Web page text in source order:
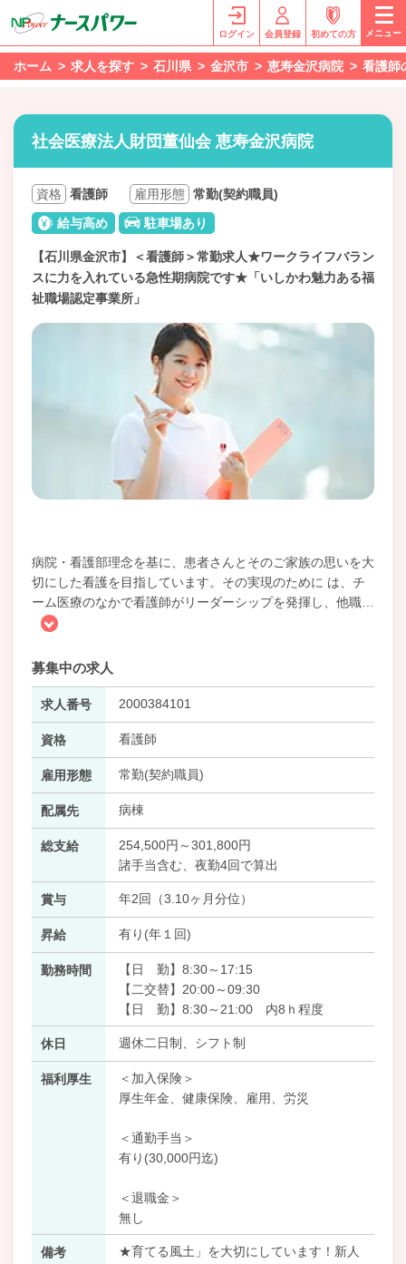
ログイン 会員登録 初めての方 メニュー
ホーム 求人を探す 石川県 金沢市 恵寿金沢病院 看護師
社会医療法人財団董仙会 恵寿金沢病院
資格 看護師 雇用形態 常勤(契約職員)
給与高め
駐車場あり
【石川県金沢市】＜看護師＞常勤求人★ワークライフバラン
スに力を入れている急性期病院です★「いしかわ魅力ある福
祉職場認定事業所」
病院・看護部理念を基に、患者さんとそのご家族の思いを大
切にした看護を目指しています。その実現のために は、チ
ーム医療のなかで看護師がリーダーシップを発揮し、他職
募集中の求人
求人番号 2000384101
資格 看護師
雇用形態 常勤(契約職員)
配属先 病棟
総支給
254,500円～301,800円
諸手当含む、夜勤4回で算出
賞与 年2回（3.10ヶ月分位）
昇給 有り(年１回)
勤務時間
【日 勤】8:30～17:15
【二交替】20:00～09:30
【日 勤】8:30～21:00 内8ｈ程度
休日 週休二日制、シフト制
福利厚生
＜加入保険＞
厚生年金、健康保険、雇用、労災
＜通勤手当＞
有り(30,000円迄)
＜退職金＞
無し
備考
★育てる風土」を大切にしています！新人